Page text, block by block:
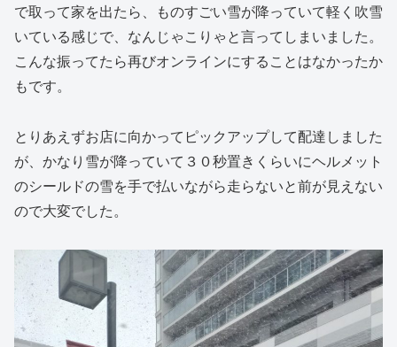
で取って家を出たら、ものすごい雪が降っていて軽く吹雪
いている感じで、なんじゃこりゃと言ってしまいました。
こんな振ってたら再びオンラインにすることはなかったか
もです。
とりあえずお店に向かってピックアップして配達しました
が、かなり雪が降っていて３０秒置きくらいにヘルメット
のシールドの雪を手で払いながら走らないと前が見えない
ので大変でした。